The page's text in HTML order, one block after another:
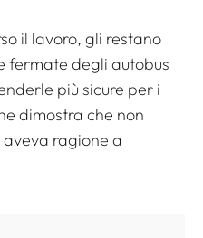
il lavoro, gli restano
fermate degli autobus
più sicure per i
dimostra che non
aveva ragione a